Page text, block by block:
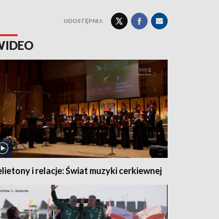
UDOSTĘPNIJ:
i relacje: Świat muzyki cerkiewnej